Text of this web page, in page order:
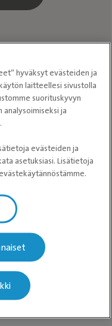
Selaa
peittämään
kipuja.
hyväksyt evästeiden ja
laitteellesi sivustolla
suorituskyvyn
ja
evästeiden ja
asetuksiasi. Lisätietoja